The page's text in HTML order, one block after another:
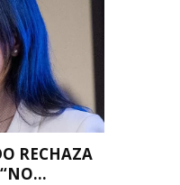
RECHAZA